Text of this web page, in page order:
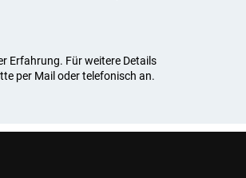
Erfahrung. Für weitere Details
per Mail oder telefonisch an.